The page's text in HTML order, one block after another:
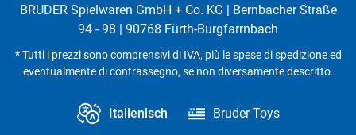
BRUDER Spielwaren GmbH + Co. KG | Bernbacher Straße
94 - 98 | 90768 Fürth-Burgfarrnbach
* Tutti i prezzi sono comprensivi di IVA, più le spese di spedizione ed
eventualmente di contrassegno, se non diversamente descritto.
Italienisch Bruder Toys